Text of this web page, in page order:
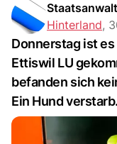
Hinterland,
Donnerstag ist
Ettiswil LU
befanden sich
Ein Hund verstarb.